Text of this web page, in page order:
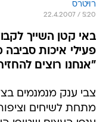
רויטרס
22.4.2007 / 5:20
באי קטן השייך
פעילי איכות
"אנחנו רוצים להחזיר את
צבי ענק מנמנמים
מתחת לשיחים